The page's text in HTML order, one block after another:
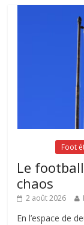
Foot
Le
chaos
2 août 2026
En l’espace de